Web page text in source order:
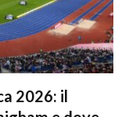
2026: il